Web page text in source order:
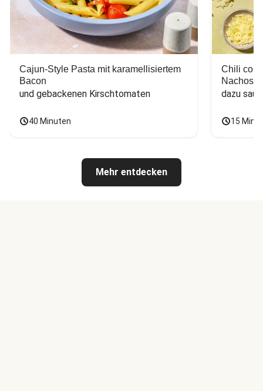
Cajun-Style Pasta mit karamellisiertem
Bacon
und gebackenen Kirschtomaten
40 Minuten
Chili con
Nachos
dazu
15
Mehr entdecken